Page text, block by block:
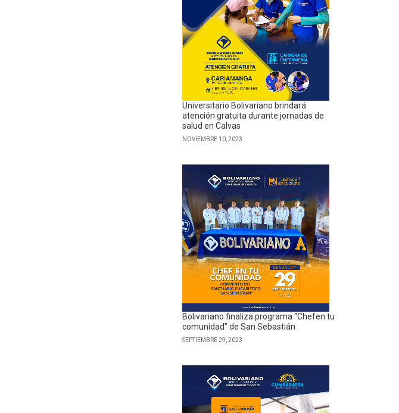
Universitario Bolivariano brindará
atención gratuita durante jornadas de
salud en Calvas
NOVIEMBRE 10, 2023
Bolivariano finaliza programa “Chefen tu
comunidad” de San Sebastián
SEPTIEMBRE 29, 2023